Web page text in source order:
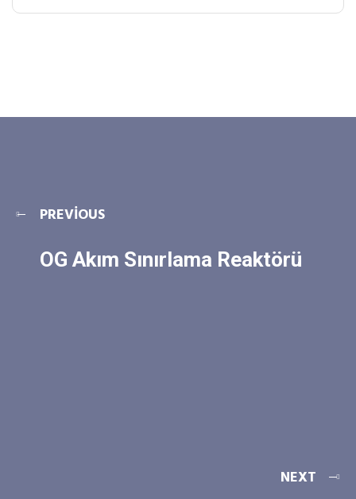
PREVIOUS
OG Akım Sınırlama Reaktörü
NEXT